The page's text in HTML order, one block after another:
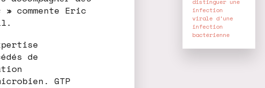
» commente Eric
de
GTP
distinguer une
infection
virale d’une
infection
bactérienne